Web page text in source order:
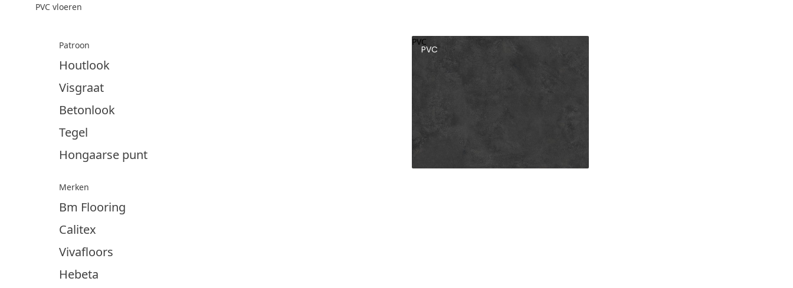
PVC vloeren
Patroon
Houtlook
Visgraat
Betonlook
Tegel
Hongaarse punt
Merken
Bm Flooring
Calitex
Vivafloors
Hebeta
PVC
PVC